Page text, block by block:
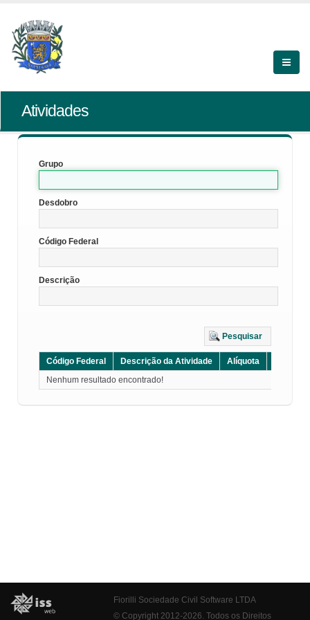
Atividades
Grupo
Desdobro
Código Federal
Descrição
Pesquisar
Código Federal Descrição da Atividade Alíquota
Nenhum resultado encontrado!
Fiorilli Sociedade Civil Software LTDA
© Copyright 2012-2026. Todos os Direitos